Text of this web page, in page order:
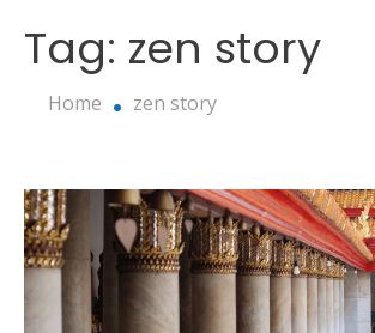
Tag: zen story
Home zen story